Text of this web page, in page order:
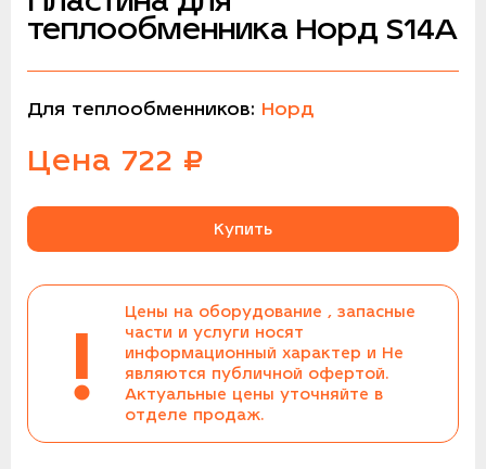
теплообменника Норд S14A
Для теплообменников: Норд
Цена 722 ₽
Купить
!
Цены на оборудование , запасные
части и услуги носят
информационный характер и Не
являются публичной офертой.
Актуальные цены уточняйте в
отделе продаж.